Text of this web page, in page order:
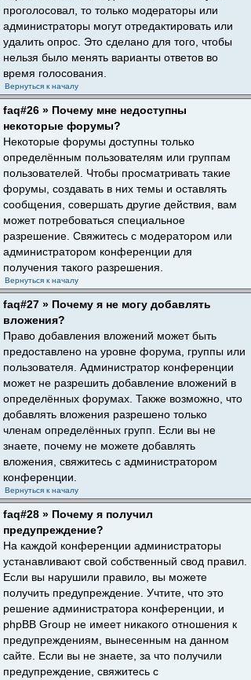
проголосовал, то только модераторы или
администраторы могут отредактировать или
удалить опрос. Это сделано для того, чтобы
нельзя было менять варианты ответов во
время голосования.
Вернуться к началу
faq#26 » Почему мне недоступны
некоторые форумы?
Некоторые форумы доступны только
определённым пользователям или группам
пользователей. Чтобы просматривать такие
форумы, создавать в них темы и оставлять
сообщения, совершать другие действия, вам
может потребоваться специальное
разрешение. Свяжитесь с модератором или
администратором конференции для
получения такого разрешения.
Вернуться к началу
faq#27 » Почему я не могу добавлять
вложения?
Право добавления вложений может быть
предоставлено на уровне форума, группы или
пользователя. Администратор конференции
может не разрешить добавление вложений в
определённых форумах. Также возможно, что
добавлять вложения разрешено только
членам определённых групп. Если вы не
знаете, почему не можете добавлять
вложения, свяжитесь с администратором
конференции.
Вернуться к началу
faq#28 » Почему я получил
предупреждение?
На каждой конференции администраторы
устанавливают свой собственный свод правил.
Если вы нарушили правило, вы можете
получить предупреждение. Учтите, что это
решение администратора конференции, и
phpBB Group не имеет никакого отношения к
предупреждениям, вынесенным на данном
сайте. Если вы не знаете, за что получили
предупреждение, свяжитесь с